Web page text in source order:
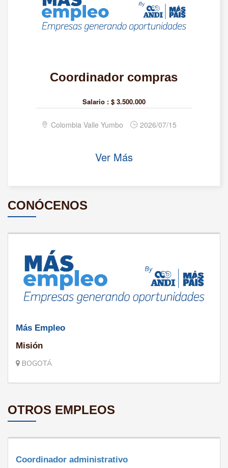
Coordinador compras
Salario : $ 3.500.000
Colombia Valle Yumbo 2026/07/15
Ver Más
CONÓCENOS
Más Empleo
Misión
BOGOTÁ
OTROS EMPLEOS
Coordinador administrativo